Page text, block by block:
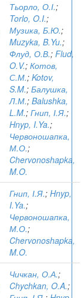
Тьорло, О.І.;
Torlo, O.I.;
Музика, Б.Ю.;
Muzyka, B.Yu.;
Флуд, О.В.; Flud,
O.V.; Котов,
С.М.; Kotov,
S.M.; Балушка,
Л.М.; Balushka,
L.M.; Гнип, І.Я.;
Hnyp, I.Ya.;
Червоношапка,
М.О.;
Chervonoshapka,
M.O.
Гнип, І.Я.; Hnyp,
I.Ya.;
Червоношапка,
М.О.;
Chervonoshapka,
M.O.
Чичкан, О.А.;
Chychkan, O.A.;